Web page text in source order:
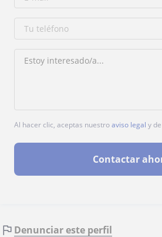
Al hacer clic, aceptas nuestroaviso legal y de
Contactar
Denunciar este perfil